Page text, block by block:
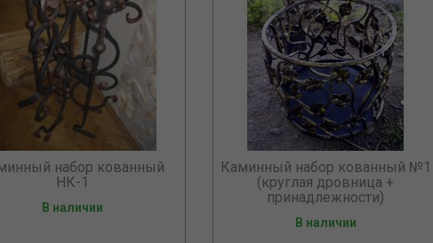
набор кованный
НК-1
В наличии
Каминный набор кованный №1
(круглая дровница +
принадлежности)
В наличии